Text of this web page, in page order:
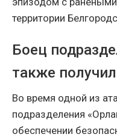
территории
Боец
также
Во время одной из
подразделения
обеспечении